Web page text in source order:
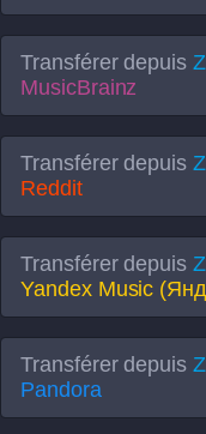
Transférer depuis
MusicBrainz
Transférer depuis
Reddit
Transférer depuis
Yandex Music
Transférer depuis
Pandora